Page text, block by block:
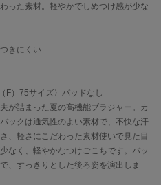
った素材。軽やかでしめつけ感が少な
きにくい
F）75サイズ〉パッドなし
が詰まった夏の高機能ブラジャー。カ
ックは通気性のよい素材で、不快な汗
、軽さにこだわった素材使いで見た目
なく、軽やかなつけごこちです。バッ
、すっきりとした後ろ姿を演出しま